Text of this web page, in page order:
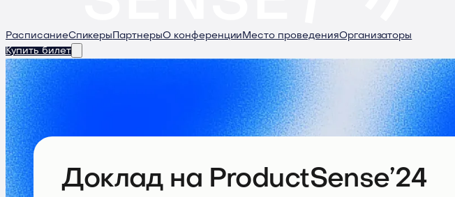
РасписаниеСпикеры ПартнерыО конференции Место проведенияОрганизаторы
Купить билет
Доклад на ProductSense’24